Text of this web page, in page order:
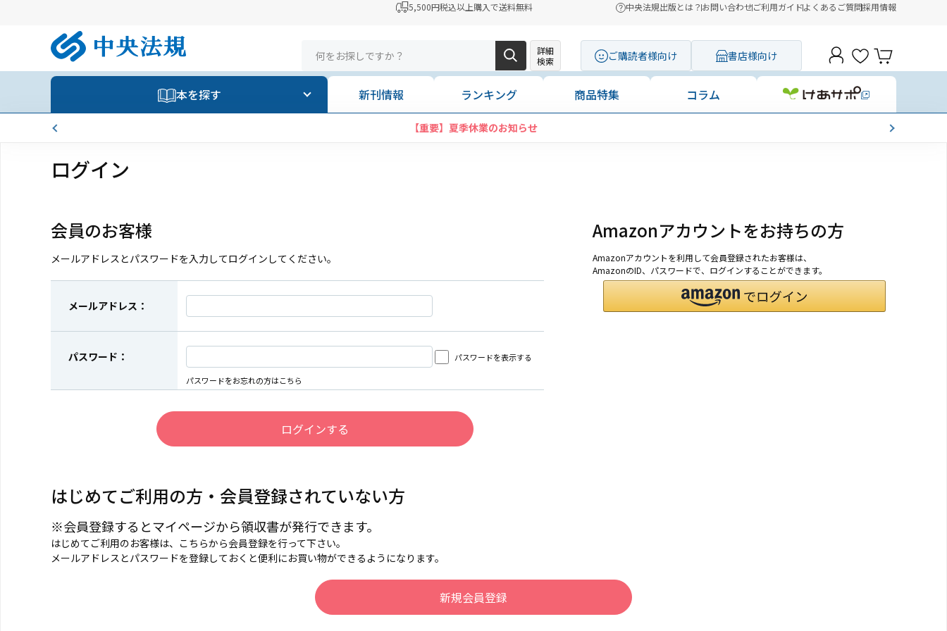
5,500円税込以上購入で送料無料 中央法規出版とは？お問い合わせご利用ガイドよくあるご質問採用情報
詳細
検索
ご購読者様向け 書店様向け
本を探す 新刊情報 ランキング 商品特集 コラム
【重要】夏季休業のお知らせ
ログイン
会員のお客様
メールアドレスとパスワードを入力してログインしてください。
メールアドレス：
パスワード： パスワードを表示する
パスワードをお忘れの方はこちら
Amazonアカウントをお持ちの方
Amazonアカウントを利用して会員登録されたお客様は、
AmazonのID、パスワードで、ログインすることができます。
はじめてご利用の方・会員登録されていない方
※会員登録するとマイページから領収書が発行できます。
はじめてご利用のお客様は、こちらから会員登録を行って下さい。
メールアドレスとパスワードを登録しておくと便利にお買い物ができるようになります。